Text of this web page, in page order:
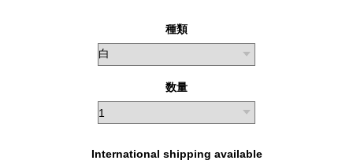
種類
数量
International shipping available